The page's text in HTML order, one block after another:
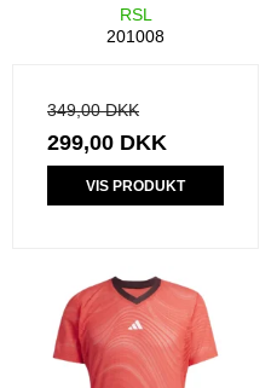
RSL
201008
349,00 DKK
299,00 DKK
VIS PRODUKT